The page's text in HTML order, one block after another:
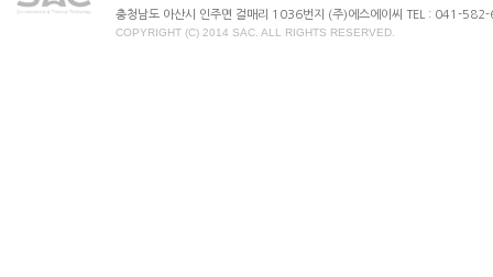
충청남도 아산시 인주면 걸매리 1036번지 (주)에스에이씨 TEL : 041-
COPYRIGHT (C) 2014 SAC. ALL RIGHTS RESERVED.